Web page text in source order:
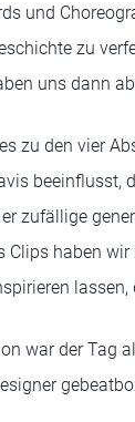
und
zu
uns dann
zu den vier
beeinflusst,
zufällige
Clips haben
war der Tag